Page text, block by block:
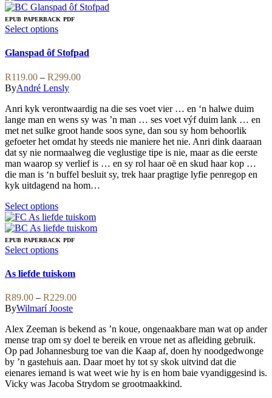
has
multiple
variants.
options
may
be
chosen
on
the
product
page
EPUB PAPERBACK PDF
Select optionsThis
has
multiple
variants.
The
options
may
be
chosen
on
the
product
page
Glanspad ôf Stofpad
R119.00 – R299.00Price
through
R299.00
ByAndré Lensly
Anri kyk verontwaardig na die ses voet vier … en ‘n halwe duim
lange man en wens sy was ’n man … ses voet výf duim lank … en
met net sulke groot hande soos syne, dan sou sy hom behoorlik
gefoeter het omdat hy steeds nie maniere het nie. Anri dink daaraan
dat sy nie normaalweg die veglustige tipe is nie, maar as die eerste
man waarop sy verlief is … en sy rol haar oë en skud haar kop …
die man is ‘n buffel besluit sy, trek haar pragtige lyfie penregop en
kyk uitdagend na hom…
Select optionsThis
product
has
multiple
variants.
options
be
chosen
on
the
product
page
EPUB PAPERBACK PDF
Select optionsThis
has
variants.
The
options
may
be
chosen
on
the
product
As liefde tuiskom
R89.00 – R229.00Price
through
R229.00
ByWilmarí Jooste
Alex Zeeman is bekend as ’n koue, ongenaakbare man wat op ander
mense trap om sy doel te bereik en vroue net as afleiding gebruik.
Op pad Johannesburg toe van die Kaap af, doen hy noodgedwonge
by ’n gastehuis aan. Daar moet hy tot sy skok uitvind dat die
eienares iemand is wat weet wie hy is en hom baie vyandiggesind is.
Vicky was Jacoba Strydom se grootmaakkind.